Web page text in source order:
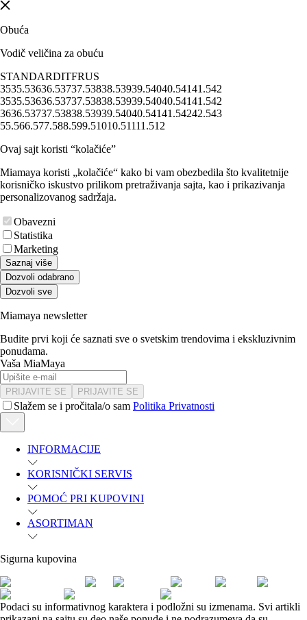
Obuća
Vodič veličina za obuću
STANDARDITFRUS
3535.53636.53737.53838.53939.54040.54141.542
3535.53636.53737.53838.53939.54040.54141.542
3636.53737.53838.53939.54040.54141.54242.543
55.566.577.588.599.51010.51111.512
Ovaj sajt koristi “kolačiće”
Miamaya koristi „kolačiće“ kako bi vam obezbedila što kvalitetnije
korisničko iskustvo prilikom pretraživanja sajta, kao i prikazivanja
personalizovanog sadržaja.
Obavezni
Statistika
Marketing
Saznaj više
Dozvoli odabrano
Dozvoli sve
Miamaya newsletter
Budite prvi koji će saznati sve o svetskim trendovima i ekskluzivnim
ponudama.
Vaša MiaMaya
PRIJAVITE SE PRIJAVITE SE
Slažem se i pročitala/o sam Politika Privatnosti
INFORMACIJE
KORISNIČKI SERVIS
POMOĆ PRI KUPOVINI
ASORTIMAN
Sigurna kupovina
Podaci su informativnog karaktera i podložni su izmenama. Svi artikli